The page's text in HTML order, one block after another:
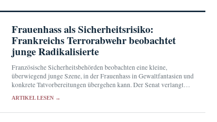
Frauenhass als Sicherheitsrisiko:
Frankreichs Terrorabwehr beobachtet
junge Radikalisierte
Französische Sicherheitsbehörden beobachten eine kleine,
überwiegend junge Szene, in der Frauenhass in Gewaltfantasien und
konkrete Tatvorbereitungen übergehen kann. Der Senat verlangt
Nachrichtendiensten.
ARTIKEL LESEN →